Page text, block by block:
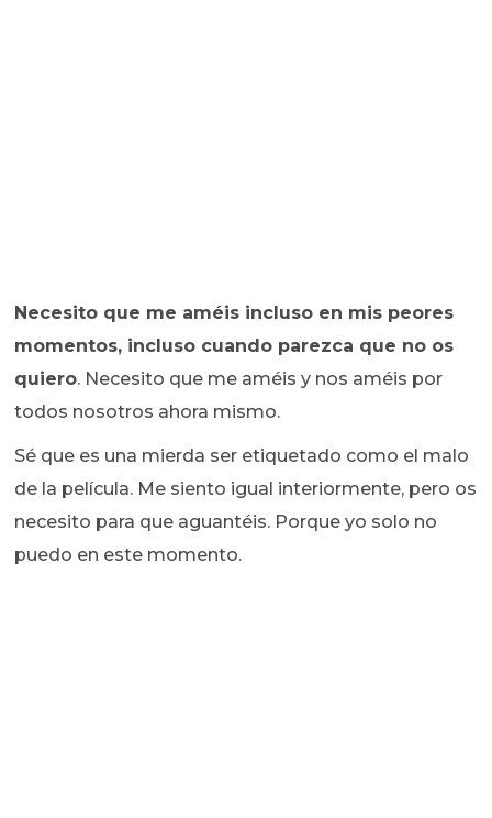
Necesito que me améis incluso en mis peores
momentos, incluso cuando parezca que no os
quiero. Necesito que me améis y nos améis por
todos nosotros ahora mismo.
Sé que es una mierda ser etiquetado como el malo
de la película. Me siento igual interiormente, pero os
necesito para que aguantéis. Porque yo solo no
puedo en este momento.